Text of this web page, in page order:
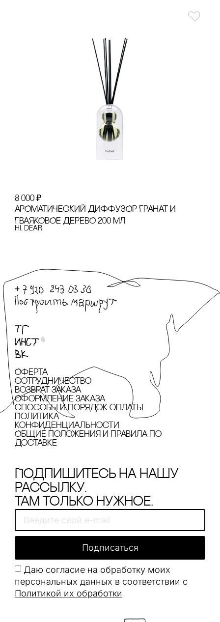
8 000 ₽
АРОМАТИЧЕсКИЙ ДИФФУЗОР ГРАНАТ И
ГВАЯКОВОЕ ДЕРЕВО 200 МЛ
hi, dear
Оферта
сотрудничество
Возврат заказа
Оформление заказа
cпособы и порядок оплаты
Политика
конфиденциальности
Общие положения и правила по
доставке
Подпишитесь на нашу
рассылку.
Там только нужное.
Даю согласие на обработку моих
персональных данных в соответствии с
Политикой их обработки
Подписаться